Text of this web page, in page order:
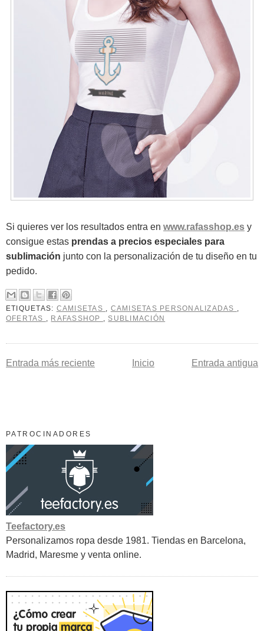
Si quieres ver los resultados entra en www.rafasshop.es y
consigue estas prendas a precios especiales para
sublimación junto con la personalización de tu diseño en tu
pedido.
ETIQUETAS: CAMISETAS CAMISETAS PERSONALIZADAS
OFERTAS
RAFASSHOP ,SUBLIMACIÓN
Entrada más reciente Entrada antigua
Inicio
PATROCINADORES
Teefactory.es
Personalizamos ropa desde 1981. Tiendas en Barcelona,
Madrid, Maresme y venta online.